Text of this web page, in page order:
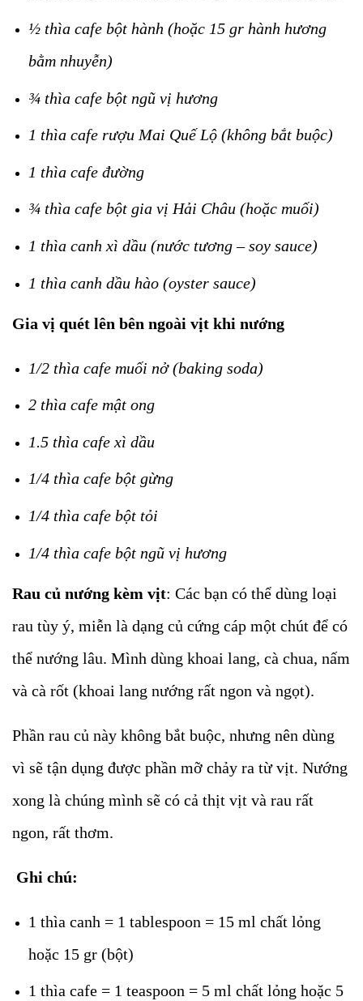
½ thìa cafe bột hành (hoặc 15 gr hành hương
bằm nhuyễn)
¾ thìa cafe bột ngũ vị hương
1 thìa cafe rượu Mai Quế Lộ (không bắt buộc)
1 thìa cafe đường
¾ thìa cafe bột gia vị Hải Châu (hoặc muối)
1 thìa canh xì dầu (nước tương – soy sauce)
1 thìa canh dầu hào (oyster sauce)
Gia vị quét lên bên ngoài vịt khi nướng
1/2 thìa cafe muối nở (baking soda)
2 thìa cafe mật ong
1.5 thìa cafe xì dầu
1/4 thìa cafe bột gừng
1/4 thìa cafe bột tỏi
1/4 thìa cafe bột ngũ vị hương
Rau củ nướng kèm vịt: Các bạn có thể dùng loại
rau tùy ý, miễn là dạng củ cứng cáp một chút để có
thể nướng lâu. Mình dùng khoai lang, cà chua, nấm
và cà rốt (khoai lang nướng rất ngon và ngọt).
Phần rau củ này không bắt buộc, nhưng nên dùng
vì sẽ tận dụng được phần mỡ chảy ra từ vịt. Nướng
xong là chúng mình sẽ có cả thịt vịt và rau rất
ngon, rất thơm.
Ghi chú:
1 thìa canh = 1 tablespoon = 15 ml chất lỏng
hoặc 15 gr (bột)
1 thìa cafe = 1 teaspoon = 5 ml chất lỏng hoặc 5